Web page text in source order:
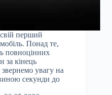
перший
Понад те,
повноцінних
за кінець
увагу на
секунди до